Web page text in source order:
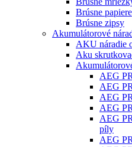
Brúsne papiere
Brúsne zipsy
Akumulátorové
AKU náradie
Aku
AEG
AEG
AEG
AEG
AEG
píly
AEG